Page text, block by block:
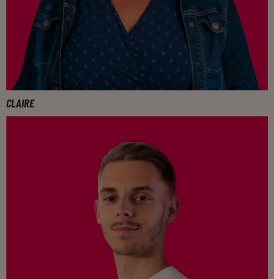
CLAIRE